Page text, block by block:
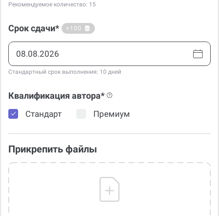
Рекомендуемое количество: 15
Срок сдачи* +100
Стандартный срок выполнения: 10 дней
Квалификация автора*
Стандарт Премиум
Прикрепить файлы